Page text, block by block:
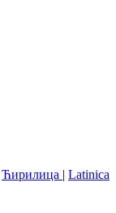
Ћирилица | Latinica